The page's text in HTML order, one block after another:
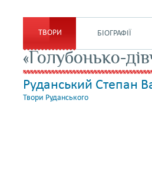
ТВОРИ БІОГРАФІЇ
«Голубонько-
Руданський Степан
Твори Руданського